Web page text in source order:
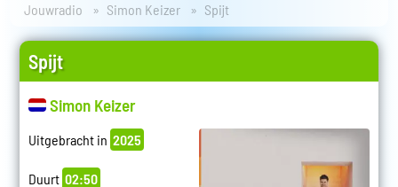
Jouwradio Simon Keizer Spijt
Spijt
Simon Keizer
Uitgebracht in 2025
Duurt 02:50